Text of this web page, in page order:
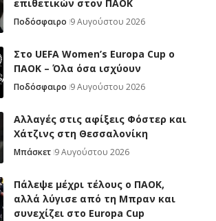
επιθετικών στον ΠΑΟΚ
Ποδόσφαιρο 9 Αυγούστου 2026
Στο UEFA Women’s Europa Cup ο
ΠΑΟΚ – Όλα όσα ισχύουν
Ποδόσφαιρο 9 Αυγούστου 2026
Αλλαγές στις αφίξεις Φόστερ και
Χάτζινς στη Θεσσαλονίκη
Μπάσκετ 9 Αυγούστου 2026
Πάλεψε μέχρι τέλους ο ΠΑΟΚ,
αλλά λύγισε από τη Μπραν και
συνεχίζει στο Europa Cup